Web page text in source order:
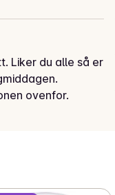
Liker du alle så er
ovenfor.